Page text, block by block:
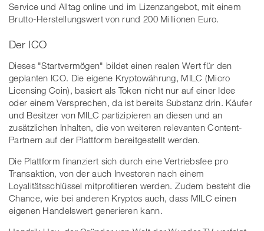
Service und Alltag online und im Lizenzangebot, mit einem
Brutto-Herstellungswert von rund 200 Millionen Euro.
Der ICO
Dieses "Startvermögen" bildet einen realen Wert für den
geplanten ICO. Die eigene Kryptowährung, MILC (Micro
Licensing Coin), basiert als Token nicht nur auf einer Idee
oder einem Versprechen, da ist bereits Substanz drin. Käufer
und Besitzer von MILC partizipieren an diesen und an
zusätzlichen Inhalten, die von weiteren relevanten Content-
Partnern auf der Plattform bereitgestellt werden.
Die Plattform finanziert sich durch eine Vertriebsfee pro
Transaktion, von der auch Investoren nach einem
Loyalitätsschlüssel mitprofitieren werden. Zudem besteht die
Chance, wie bei anderen Kryptos auch, dass MILC einen
eigenen Handelswert generieren kann.